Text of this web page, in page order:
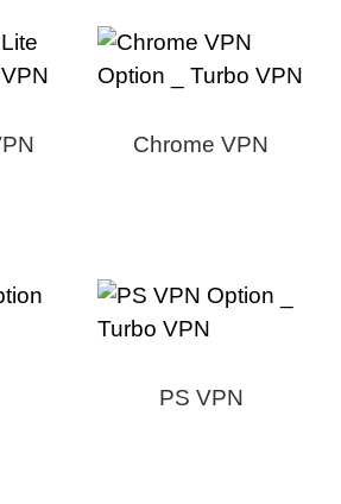
Chrome VPN
PS VPN